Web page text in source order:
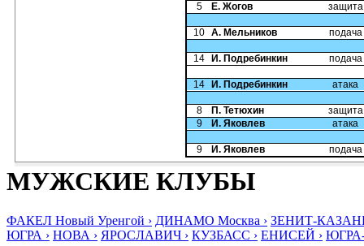
5
Е. Жогов защита
10 А. Мельников подача
14 И. Подребинкин подача
14 И. Подребинкин атака
8 П. Тетюхин
защита
9
И. Яковлев атака
9 И. Яковлев подача
МУЖСКИЕ КЛУБЫ
ФАКЕЛ Новый Уренгой › ДИНАМО Москва › ЗЕНИТ-
ЮГРА › НОВА › ЯРОСЛАВИЧ › КУЗБАСС › ЕНИСЕЙ ›